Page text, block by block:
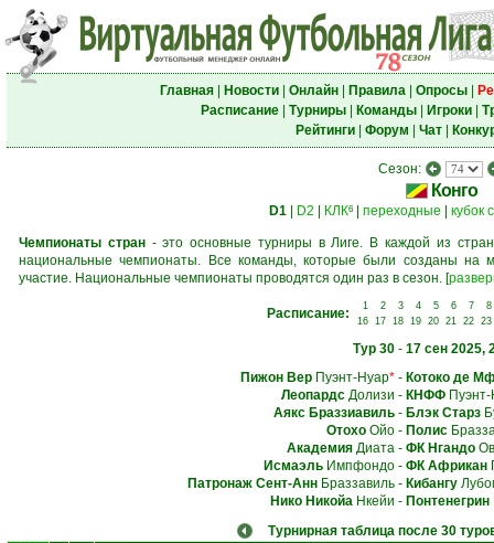
Главная| Новости| Онлайн| Правила| Опросы|
Расписание| Турниры| Команды| Игроки|
Рейтинги| Форум Чат|
Сезон:
Конго
D1 D2 КЛК6 переходные кубок
Чемпионаты стран- это основные турниры в Лиге. В каждой из
национальные чемпионаты. Все команды, которые были созданы на
участие. Национальные чемпионаты проводятся один раз в сезон. [
Расписание: 1 2 3 4 5 6 7
8
16
17 18 19 20 21 22 23
Тур 30- 17 сен 2025,
Пижон ВерПуэнт-Нуар*- Котоко де
ЛеопардсДолизи - КНФФПуэнт-
Аякс Браззиавиль- Блэк Старз
ОтохоОйо- Полис
АкадемияДиата- ФК Нгандо
ИсмаэльИмпфондо- ФК Африкан
Патронаж Сент-АннБраззавиль- Кибангу
Нико НикойаНкейи - Понтенегрин
Турнирная таблица после 30